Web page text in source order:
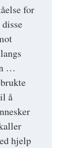
for
…
å
hjelp